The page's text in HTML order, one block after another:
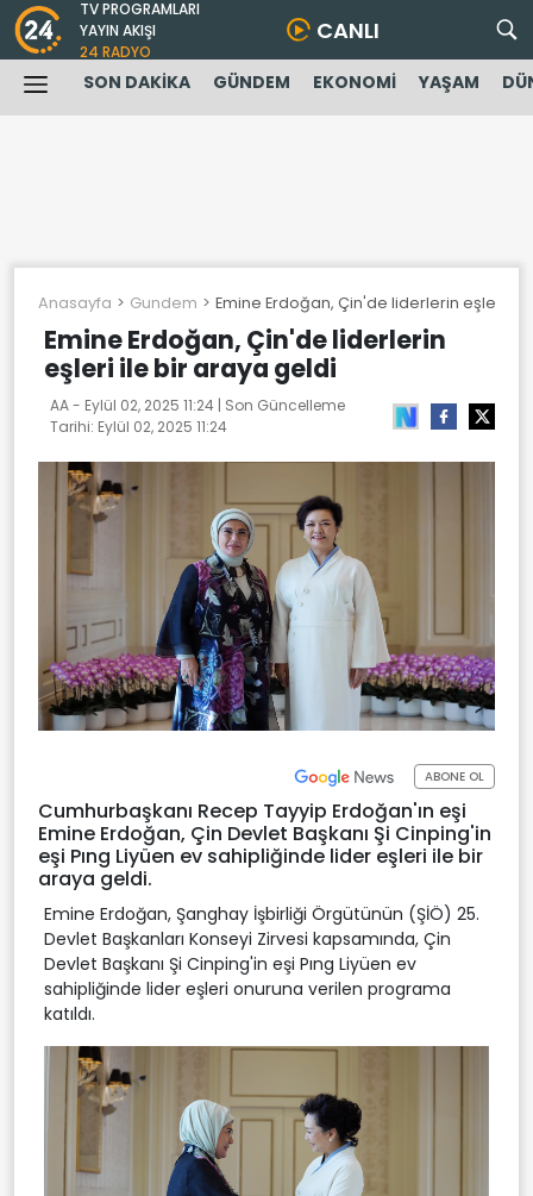
TV PROGRAMLARI
YAYIN AKIŞI
24 RADYO
CANLI
SON DAKİKA GÜNDEM EKONOMİ YAŞAM
Anasayfa Gundem Emine Erdoğan, Çin'de liderlerin eşleri
Emine Erdoğan, Çin'de liderlerin
eşleri ile bir araya geldi
AA - Eylül 02, 2025 11:24 | Son Güncelleme
Tarihi: Eylül 02, 2025 11:24
ABONE OL
Cumhurbaşkanı Recep Tayyip Erdoğan'ın eşi
Emine Erdoğan, Çin Devlet Başkanı Şi Cinping'in
eşi Pıng Liyüen ev sahipliğinde lider eşleri ile bir
araya geldi.
Emine Erdoğan, Şanghay İşbirliği Örgütünün (ŞİÖ) 25.
Devlet Başkanları Konseyi Zirvesi kapsamında, Çin
Devlet Başkanı Şi Cinping'in eşi Pıng Liyüen ev
sahipliğinde lider eşleri onuruna verilen programa
katıldı.